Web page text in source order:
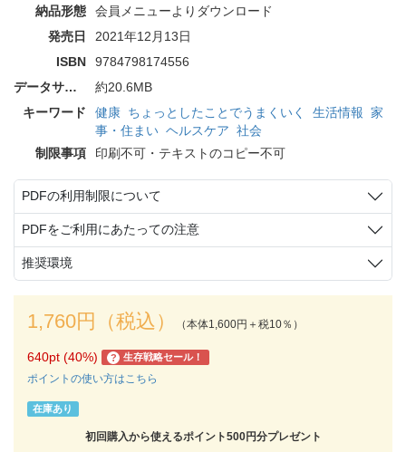
納品形態
会員メニューよりダウンロード
発売日
2021年12月13日
ISBN
9784798174556
データサイズ
約20.6MB
キーワード
健康 ちょっとしたことでうまくいく 生活情報 家
事・住まい ヘルスケア 社会
制限事項
印刷不可・テキストのコピー不可
PDFの利用制限について
PDFをご利用にあたっての注意
推奨環境
1,760円（税込） （本体1,600円＋税10％）
640pt (40%) ? 生存戦略セール！
ポイントの使い方はこちら
在庫あり
初回購入から使えるポイント500円分プレゼント